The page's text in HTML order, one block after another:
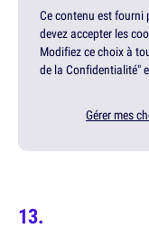
Ce contenu est fourni
devez accepter les
Modifiez ce choix à
de la Confidentialité"
Gérer mes